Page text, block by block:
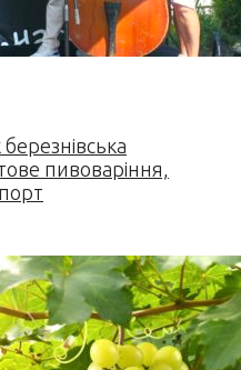
пивоваріння,